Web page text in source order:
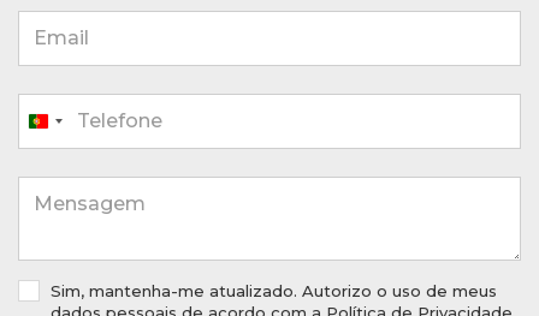
Portugal
+351
Sim, mantenha-me atualizado. Autorizo o uso de meus